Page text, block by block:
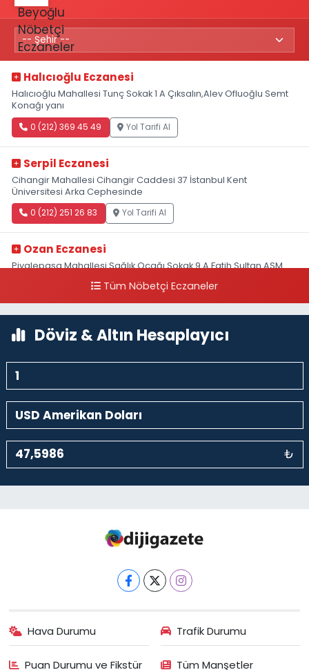
Halıcıoğlu Eczanesi
Halıcıoğlu Mahallesi Tunç Sokak 1 A Çıksalın,Alev Ofluoğlu Semt
Konağı yanı
0 (212) 369 45 49 Yol Tarifi Al
Serpil Eczanesi
Cihangir Mahallesi Cihangir Caddesi 37 İstanbul Kent
Üniversitesi Arka Cephesinde
0 (212) 251 26 83 Yol Tarifi Al
Ozan Eczanesi
Piyalepaşa Mahallesi Sağlık Ocağı Sokak 9 A Fatih Sultan ASM
Tüm Nöbetçi Eczaneler
Döviz & Altın Hesaplayıcı
₺
Hava Durumu Trafik Durumu
Puan Durumu ve Fikstür Tüm Manşetler